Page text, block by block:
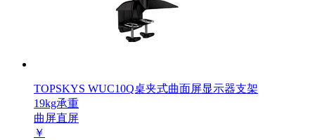
TOPSKYS WUC10Q桌夹式曲面屏显示器支架
19kg承重
曲屏直屏
￥